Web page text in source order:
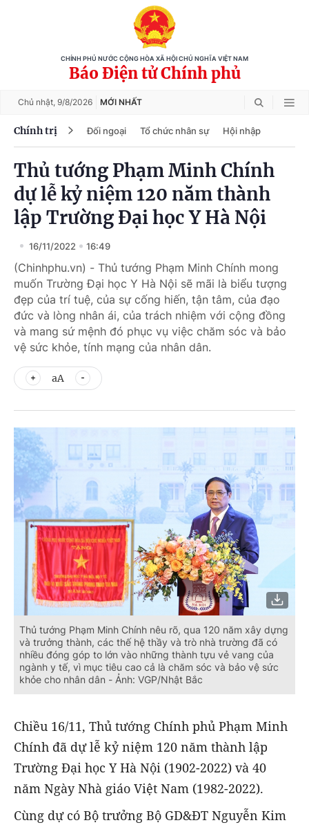
CHÍNH PHỦ NƯỚC CỘNG HÒA XÃ HỘI CHỦ NGHĨA VIỆT NAM
Báo Điện tử Chính phủ
Chủ nhật, 9/8/2026 MỚI NHẤT
Chính trị Đối ngoại Tổ chức nhân sự Hội nhập
Thủ tướng Phạm Minh Chính
dự lễ kỷ niệm 120 năm thành
lập Trường Đại học Y Hà Nội
16/11/2022 16:49
(Chinhphu.vn) - Thủ tướng Phạm Minh Chính mong
muốn Trường Đại học Y Hà Nội sẽ mãi là biểu tượng
đẹp của trí tuệ, của sự cống hiến, tận tâm, của đạo
đức và lòng nhân ái, của trách nhiệm với cộng đồng
và mang sứ mệnh đó phục vụ việc chăm sóc và bảo
vệ sức khỏe, tính mạng của nhân dân.
aA
Thủ tướng Phạm Minh Chính nêu rõ, qua 120 năm xây dựng
và trưởng thành, các thế hệ thầy và trò nhà trường đã có
nhiều đóng góp to lớn vào những thành tựu vẻ vang của
ngành y tế, vì mục tiêu cao cả là chăm sóc và bảo vệ sức
khỏe cho nhân dân - Ảnh: VGP/Nhật Bắc
Chiều 16/11, Thủ tướng Chính phủ Phạm Minh
Chính đã dự lễ kỷ niệm 120 năm thành lập
Trường Đại học Y Hà Nội (1902-2022) và 40
năm Ngày Nhà giáo Việt Nam (1982-2022).
Cùng dự có Bộ trưởng Bộ GD&ĐT Nguyễn Kim